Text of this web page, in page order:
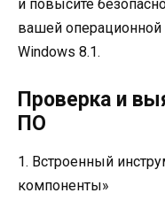
и повысите
вашей
Windows 8.1.
Проверка и
ПО
1. Встроенный
компоненты»